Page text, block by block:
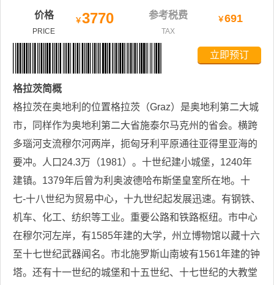
价格
PRICE
￥3770 参考税费
TAX
￥691
立即预订
格拉茨简概
格拉茨在奥地利的位置格拉茨（Graz）是奥地利第二大城
市，同样作为奥地利第二大省施泰尔马克州的省会。横跨
多瑙河支流穆尔河两岸，扼匈牙利平原通往亚得里亚海的
要冲。人口24.3万（1981）。十世纪建小城堡，1240年
建镇。1379年后曾为利奥波德哈布斯堡皇室所在地。十
七-十八世纪为贸易中心，十九世纪起发展迅速。有钢铁、
机车、化工、纺织等工业。重要公路和铁路枢纽。市中心
在穆尔河左岸，有1585年建的大学，州立博物馆以藏十六
至十七世纪武器闻名。市北施罗斯山南坡有1561年建的钟
塔。还有十一世纪的城堡和十五世纪、十七世纪的大教堂